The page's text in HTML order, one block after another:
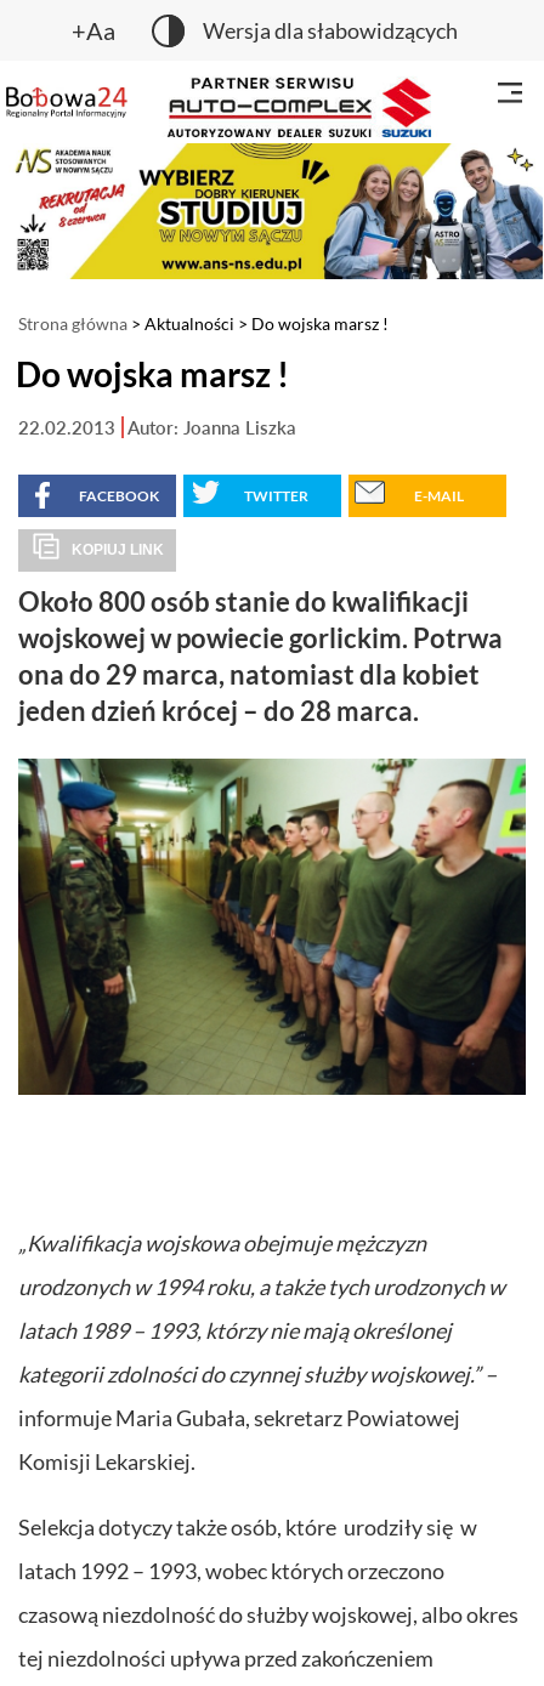
+Aa Wersja dla słabowidzących
Strona główna > Aktualności > Do wojska marsz !
Do wojska marsz !
22.02.2013 Autor: Joanna Liszka
FACEBOOK TWITTER E-MAIL
KOPIUJ LINK
Około 800 osób stanie do kwalifikacji
wojskowej w powiecie gorlickim. Potrwa
ona do 29 marca, natomiast dla kobiet
jeden dzień krócej – do 28 marca.
„Kwalifikacja wojskowa obejmuje mężczyzn
urodzonych w 1994 roku, a także tych urodzonych w
latach 1989 – 1993, którzy nie mają określonej
kategorii zdolności do czynnej służby wojskowej.” –
informuje Maria Gubała, sekretarz Powiatowej
Komisji Lekarskiej.
Selekcja dotyczy także osób, które urodziły się w
latach 1992 – 1993, wobec których orzeczono
czasową niezdolność do służby wojskowej, albo okres
tej niezdolności upływa przed zakończeniem